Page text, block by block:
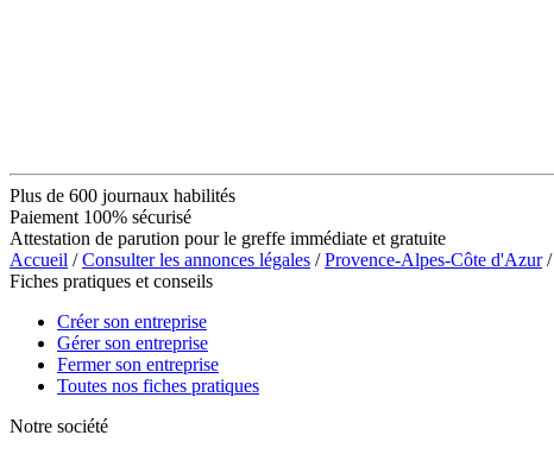
Plus de 600 journaux habilités
Paiement 100% sécurisé
Attestation de parution pour le greffe immédiate et gratuite
Accueil /Consulter les annonces légales /Provence-Alpes-Côte d'Azur/
Fiches pratiques et conseils
Créer son entreprise
Gérer son entreprise
Fermer son entreprise
Toutes nos fiches pratiques
Notre société